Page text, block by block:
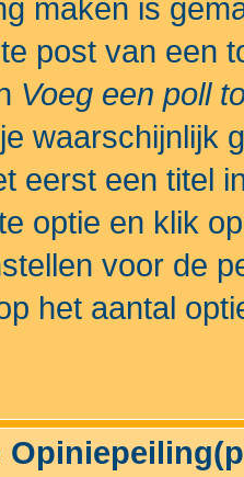
maken is
post van een
Voeg een poll
waarschijnlijk
eerst een titel
optie en klik
voor de
het aantal